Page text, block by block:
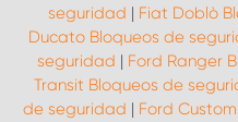
seguridad | Fiat Doblò
Ducato Bloqueos de
seguridad | Ford Ranger
Transit Bloqueos de
de seguridad | Ford